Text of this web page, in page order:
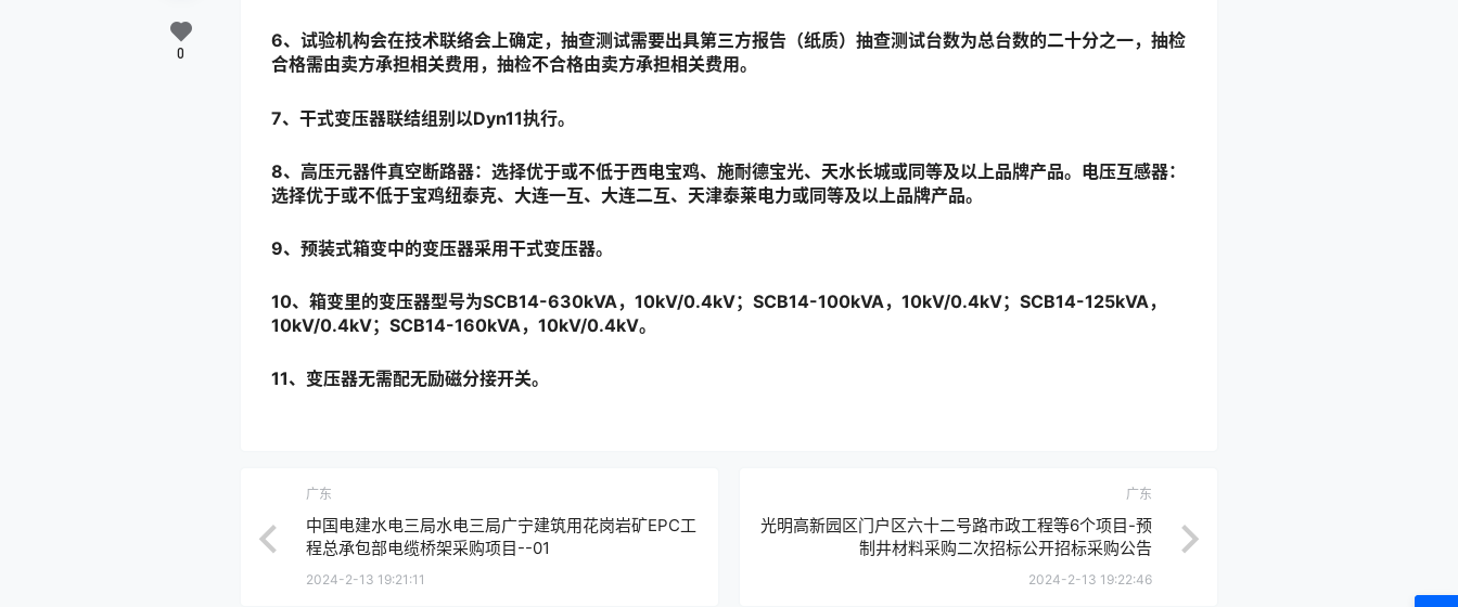
6、试验机构会在技术联络会上确定，抽查测试需要出具第三方报告（纸质）抽查测试台数为总台数的二十分之一，抽检
合格需由卖方承担相关费用，抽检不合格由卖方承担相关费用。
7、干式变压器联结组别以Dyn11执行。
8、高压元器件真空断路器：选择优于或不低于西电宝鸡、施耐德宝光、天水长城或同等及以上品牌产品。电压互感器：
选择优于或不低于宝鸡纽泰克、大连一互、大连二互、天津泰莱电力或同等及以上品牌产品。
9、预装式箱变中的变压器采用干式变压器。
10、箱变里的变压器型号为SCB14-630kVA，10kV/0.4kV；SCB14-100kVA，10kV/0.4kV；SCB14-125kVA，
10kV/0.4kV；SCB14-160kVA，10kV/0.4kV。
11、变压器无需配无励磁分接开关。
0
广东
中国电建水电三局水电三局广宁建筑用花岗岩矿EPC工
程总承包部电缆桥架采购项目--01
2024-2-13 19:21:11
广东
光明高新园区门户区六十二号路市政工程等6个项目-预
制井材料采购二次招标公开招标采购公告
2024-2-13 19:22:46